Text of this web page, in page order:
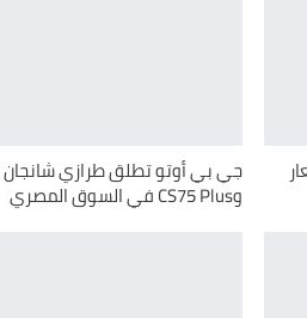
جي بي أوتو تطلق طرازي شانجان
وCS75 Plus في السوق المصري